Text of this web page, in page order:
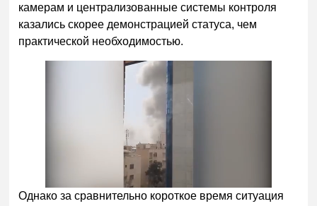
камерам и централизованные системы контроля
казались скорее демонстрацией статуса, чем
практической необходимостью.
Однако за сравнительно короткое время ситуация